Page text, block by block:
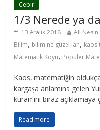
Cebir
1/3 Nerede ya
13 Aralık 2018 Ali Nesin
Bilim, bilim ne güzel lan, kaos
Matematik Köyü, Popüler
Kaos, matematiğin
kargaşa anlamına gelen
kuramını biraz açıklamaya
Read more